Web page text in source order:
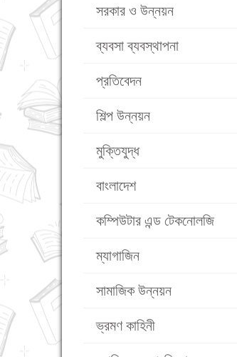
সরকার ও উন্নয়ন
ব্যবসা ব্যবস্থাপনা
প্রতিবেদন
শিল্প উন্নয়ন
মুক্তিযুদ্ধ
বাংলাদেশ
কম্পিউটার এন্ড টেকনোলজি
ম্যাগাজিন
সামাজিক উন্নয়ন
ভ্রমণ কাহিনী